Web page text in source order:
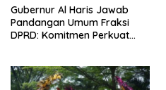
Gubernur Al Haris Jawab
Pandangan Umum Fraksi
DPRD: Komitmen Perkuat